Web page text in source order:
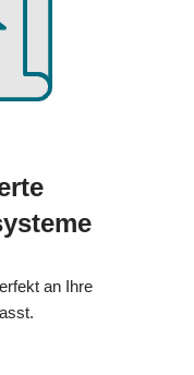
an Ihre